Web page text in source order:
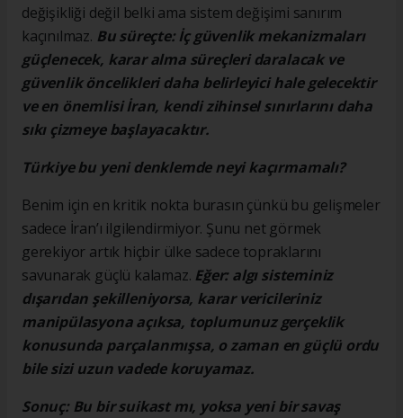
değişikliği değil belki ama sistem değişimi sanırım
kaçınılmaz. Bu süreçte: İç güvenlik mekanizmaları
güçlenecek, karar alma süreçleri daralacak ve
güvenlik öncelikleri daha belirleyici hale gelecektir
ve en önemlisi İran, kendi zihinsel sınırlarını daha
sıkı çizmeye başlayacaktır.
Türkiye bu yeni denklemde neyi kaçırmamalı?
Benim için en kritik nokta burasın çünkü bu gelişmeler
sadece İran’ı ilgilendirmiyor. Şunu net görmek
gerekiyor artık hiçbir ülke sadece topraklarını
savunarak güçlü kalamaz. Eğer: algı sisteminiz
dışarıdan şekilleniyorsa, karar vericileriniz
manipülasyona açıksa, toplumunuz gerçeklik
konusunda parçalanmışsa, o zaman en güçlü ordu
bile sizi uzun vadede koruyamaz.
Sonuç: Bu bir suikast mı, yoksa yeni bir savaş